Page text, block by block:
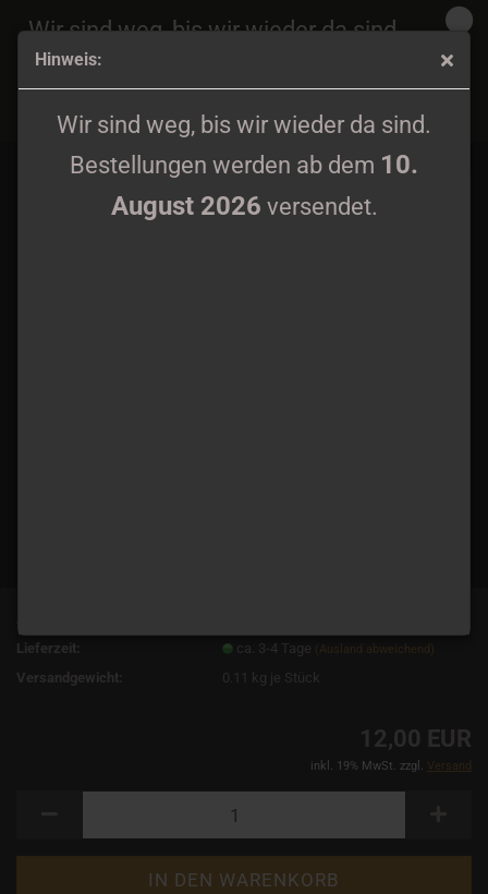
Hinweis:
Wir sind weg, bis wir wieder da sind.
Bestellungen werden ab dem 10.
August 2026 versendet.
Wir sind weg, bis wir wieder da sind.
Bestellungen werden ab dem
August 2026
versendet.
Lieferzeit:
ca. 3-4 Tage (Ausland abweichend)
Versandgewicht: 0.11 kg je Stück
12,00 EUR
inkl. 19% MwSt. zzgl. Versand